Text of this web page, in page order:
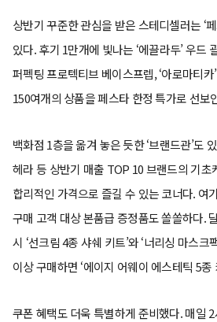
상반기 꾸준한 관심을 받은 스테디셀러는 ‘
있다. 후기 1만개에 빛나는 ‘에끌라두’ 우드
퍼펙팅 프로텍티브 베이스프렙, ‘아로마티카
150여개의 상품을 페스타 한정 특가로 선보
백화점 1층을 옮겨 놓은 듯한 ‘브랜드관’도
헤라 등 상반기 매출 TOP 10 브랜드의 기초
합리적인 가격으로 즐길 수 있는 코너다. 여
구매 고객 대상 본품급 증정품도 쏠쏠하다.
시 ‘선크림 4종 샤쉐 키트’와 ‘너리싱 마스크
이상 구매하면 ‘에이지 어웨이 에스테틱 5
쿠폰 혜택도 더욱 특별하게 준비했다. 매일 2